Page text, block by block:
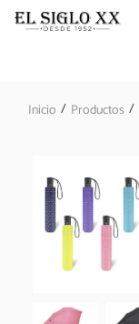
Inicio / Productos /